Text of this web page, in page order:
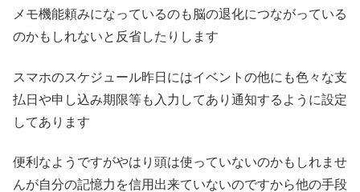
メモ機能頼みになっているのも脳の退化につながっている
のかもしれないと反省したりします
スマホのスケジュール昨日にはイベントの他にも色々な支
払日や申し込み期限等も入力してあり通知するように設定
してあります
便利なようですがやはり頭は使っていないのかもしれませ
んが自分の記憶力を信用出来ていないのですから他の手段